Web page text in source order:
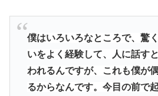
僕はいろいろなところで、驚
いをよく経験して、人に話す
われるんですが、これも僕が
るからなんです。今目の前で